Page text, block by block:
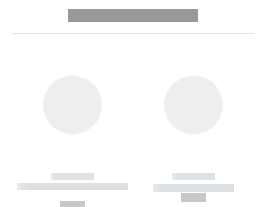
------------
----------- ----------- --------
------------
----------- -----------